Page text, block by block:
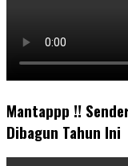
Mantappp !!
Dibagun Tahun Ini